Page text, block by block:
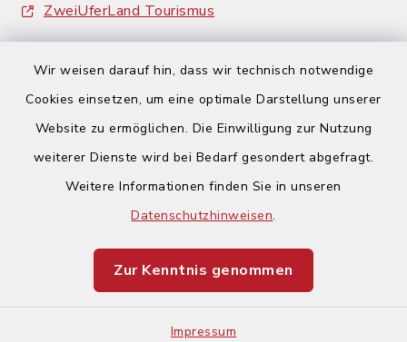
Wir weisen darauf hin, dass wir technisch notwendige
Cookies einsetzen, um eine optimale Darstellung unserer
Website zu ermöglichen. Die Einwilligung zur Nutzung
weiterer Dienste wird bei Bedarf gesondert abgefragt.
Weitere Informationen finden Sie in unseren
Datenschutzhinweisen.
Zur Kenntnis genommen
Impressum
ZweiUferLand Tourismus
Barrierefreiheit
Impressum
Sitemap